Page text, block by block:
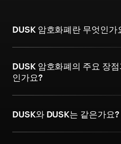
DUSK 암호화폐란 무엇인가
DUSK 암호화폐의 주요 장
인가요?
DUSK와 DUSK는 같은가요?